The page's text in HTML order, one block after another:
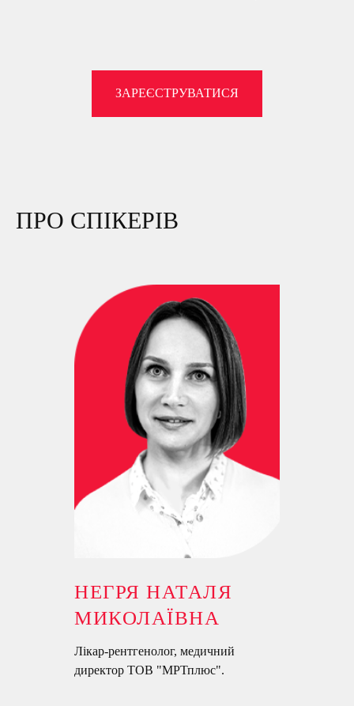
ЗАРЕЄСТРУВАТИСЯ
ПРО СПІКЕРІВ
НЕГРЯ НАТАЛЯ
МИКОЛАЇВНА
Лікар-рентгенолог, медичний
директор ТОВ "МРТплюс".